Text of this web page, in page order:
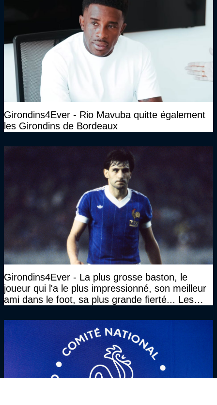
Girondins4Ever - Rio Mavuba quitte également
les Girondins de Bordeaux
Girondins4Ever - La plus grosse baston, le
joueur qui l'a le plus impressionné, son meilleur
ami dans le foot, sa plus grande fierté... Les